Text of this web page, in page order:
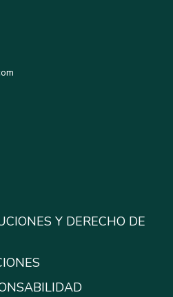
Y DERECHO DE